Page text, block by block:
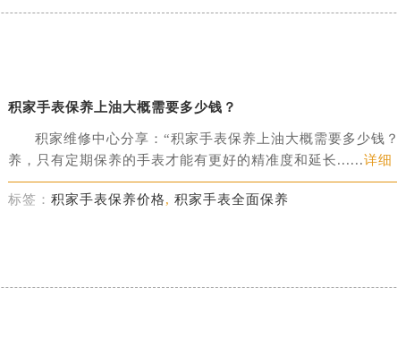
积家手表保养上油大概需要多少钱？
积家维修中心分享：“积家手表保养上油大概需要多少钱
养，只有定期保养的手表才能有更好的精准度和延长......详细
标签： 积家手表保养价格, 积家手表全面保养